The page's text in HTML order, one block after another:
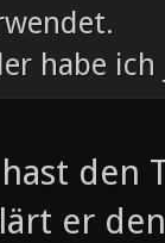
habe
den
er